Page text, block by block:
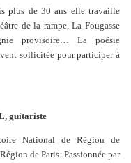
plus de 30 ans elle travaille
de la rampe, La Fougasse
provisoire… La poésie
sollicitée pour participer à
guitariste
National de Région de
de Paris. Passionnée par